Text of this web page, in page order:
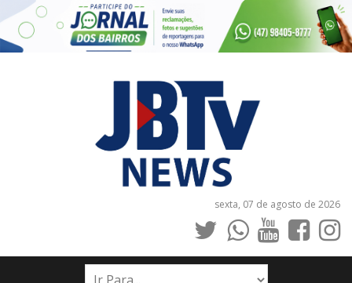
sexta, 07 de agosto de 2026
INÍCIO